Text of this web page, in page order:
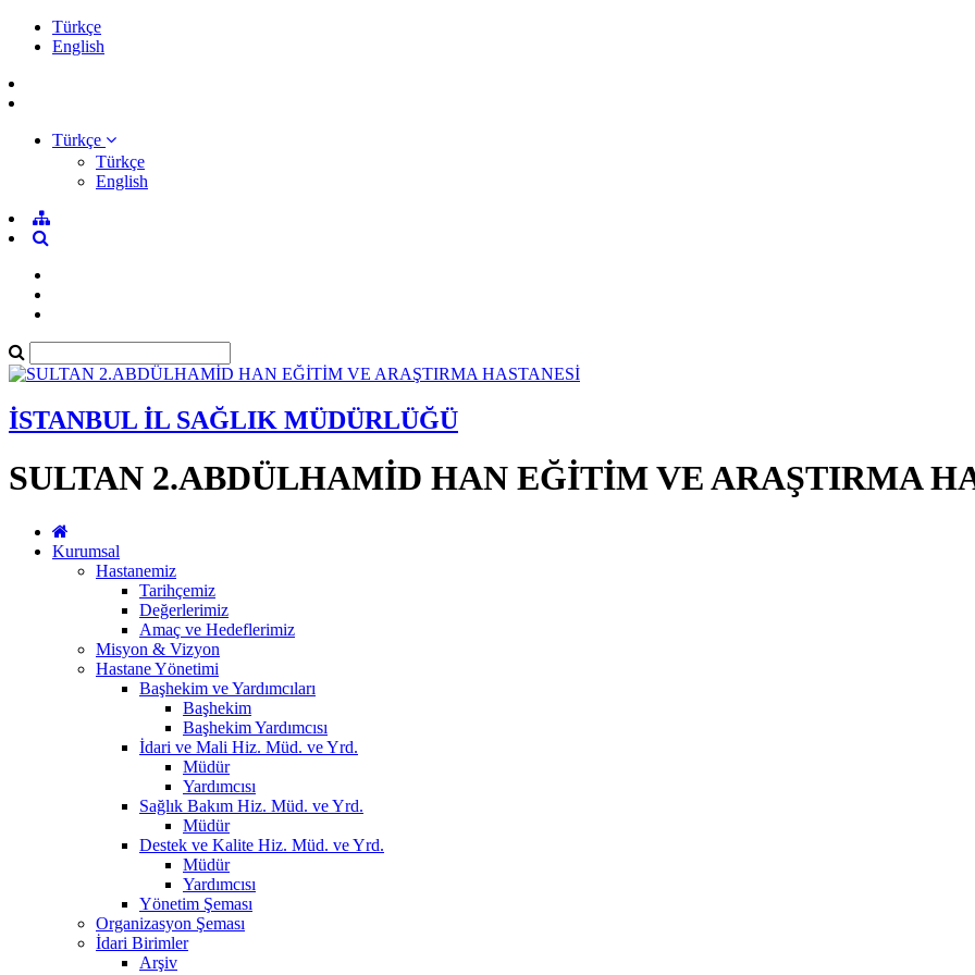
Türkçe
English
Türkçe
Türkçe
English
İSTANBUL İL SAĞLIK MÜDÜRLÜĞÜ
SULTAN 2.ABDÜLHAMİD HAN EĞİTİM VE ARAŞTIRMA
Kurumsal
Hastanemiz
Tarihçemiz
Değerlerimiz
Amaç ve Hedeflerimiz
Misyon & Vizyon
Hastane Yönetimi
Başhekim ve Yardımcıları
Başhekim
Başhekim Yardımcısı
İdari ve Mali Hiz. Müd. ve Yrd.
Müdür
Yardımcısı
Sağlık Bakım Hiz. Müd. ve Yrd.
Müdür
Destek ve Kalite Hiz. Müd. ve Yrd.
Müdür
Yardımcısı
Yönetim Şeması
Organizasyon Şeması
İdari Birimler
Arşiv